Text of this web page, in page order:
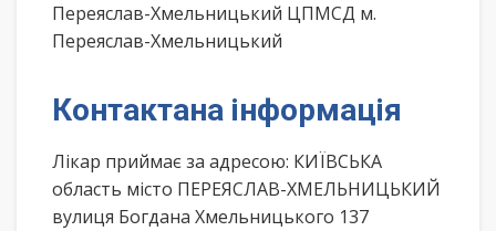
Переяслав-Хмельницький ЦПМСД м.
Переяслав-Хмельницький
Контактана інформація
Лікар приймає за адресою: КИЇВСЬКА
область місто ПЕРЕЯСЛАВ-ХМЕЛЬНИЦЬКИЙ
вулиця Богдана Хмельницького 137